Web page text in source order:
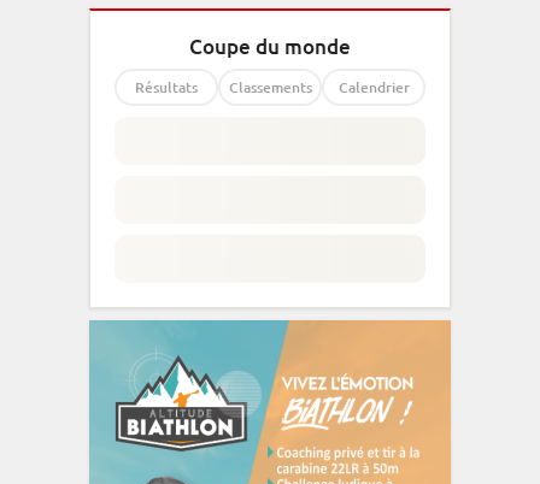
Coupe du monde
Résultats Classements Calendrier